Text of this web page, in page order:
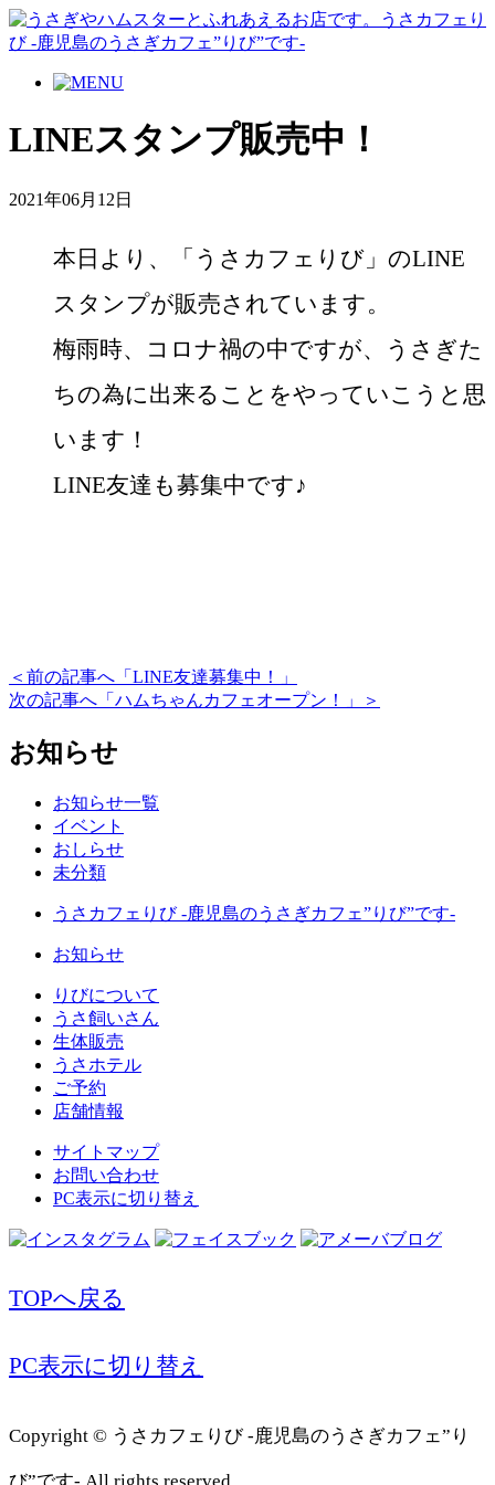
LINEスタンプ販売中！
2021年06月12日
本日より、「うさカフェりび」のLINE
スタンプが販売されています。
梅雨時、コロナ禍の中ですが、うさぎた
ちの為に出来ることをやっていこうと思
います！
LINE友達も募集中です♪
＜前の記事へ「LINE友達募集中！」
次の記事へ「ハムちゃんカフェオープン！」＞
お知らせ
お知らせ一覧
イベント
おしらせ
未分類
うさカフェりび -鹿児島のうさぎカフェ”りび”です-
お知らせ
りびについて
うさ飼いさん
生体販売
うさホテル
ご予約
店舗情報
サイトマップ
お問い合わせ
PC表示に切り替え
TOPへ戻る
PC表示に切り替え
Copyright © うさカフェりび -鹿児島のうさぎカフェ”り